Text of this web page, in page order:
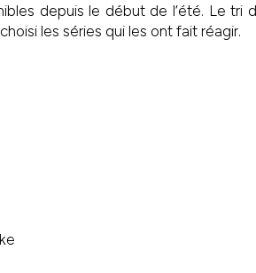
depuis le début de l’été. Le tri
les séries qui les ont fait réagir.